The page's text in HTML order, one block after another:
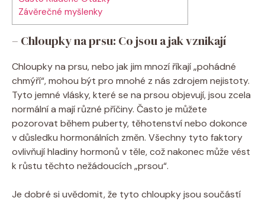
Závěrečné myšlenky
– Chloupky na prsu: Co jsou a jak vznikají
Chloupky na prsu, nebo jak jim mnozí říkají „pohádné
chmýří“, mohou být pro mnohé z nás zdrojem nejistoty.
Tyto jemné vlásky, které se na prsou objevují, jsou zcela
normální a mají různé příčiny. Často je můžete
pozorovat během puberty, těhotenství nebo dokonce
v důsledku hormonálních změn. Všechny tyto faktory
ovlivňují hladiny hormonů v těle, což nakonec může vést
k růstu těchto nežádoucích „prsou“.
Je dobré si uvědomit, že tyto chloupky jsou součástí